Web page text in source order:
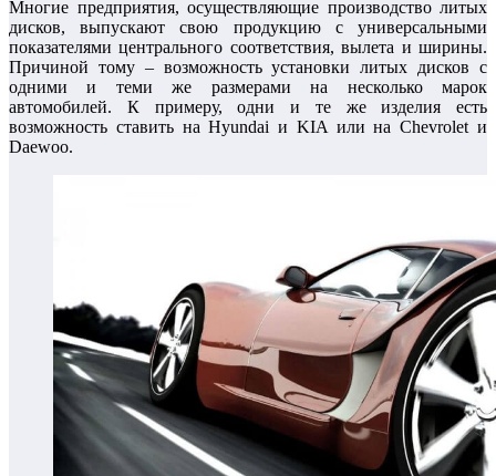
Многие предприятия, осуществляющие производство литых
дисков, выпускают свою продукцию с универсальными
показателями центрального соответствия, вылета и ширины.
Причиной тому – возможность установки литых дисков с
одними и теми же размерами на несколько марок
автомобилей. К примеру, одни и те же изделия есть
возможность ставить на Hyundai и KIA или на Chevrolet и
Daewoo.